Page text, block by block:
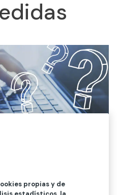
Convocatorias de ayudas
propias y de